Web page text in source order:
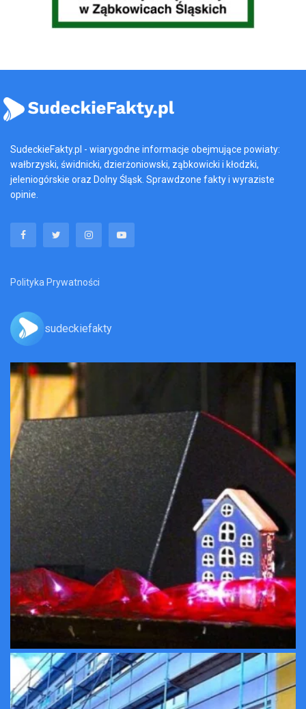
SudeckieFakty.pl - wiarygodne informacje obejmujące powiaty:
wałbrzyski, świdnicki, dzierżoniowski, ząbkowicki i kłodzki,
jeleniogórskie oraz Dolny Śląsk. Sprawdzone fakty i wyraziste
opinie.
Polityka Prywatności
sudeckiefakty